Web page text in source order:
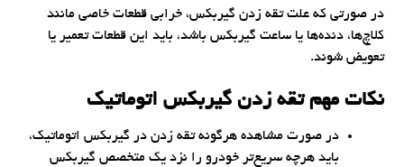
در صورتی که علت تقه زدن گیربکس، خرابی قطعات خاصی مانند
کلاچ‌ها، دنده‌ها یا ساعت گیربکس باشد، باید این قطعات تعمیر یا
تعویض شوند.
نکات مهم تقه زدن گیربکس اتوماتیک
در صورت مشاهده هرگونه تقه زدن در گیربکس اتوماتیک،
باید هرچه سریع‌تر خودرو را نزد یک متخصص گیربکس